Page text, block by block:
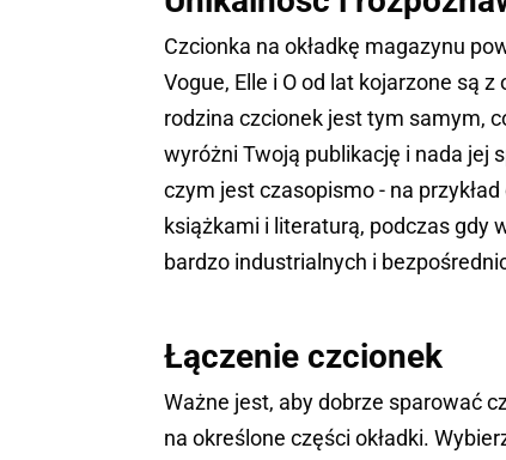
Czcionka na okładkę magazynu
Vogue, Elle i O od lat kojarzone są
rodzina czcionek jest tym samym,
wyróżni Twoją publikację i nada jej
czym jest czasopismo - na
książkami i literaturą, podczas gdy
bardzo industrialnych i
Łączenie czcionek
Ważne jest, aby dobrze sparować
na określone części okładki.